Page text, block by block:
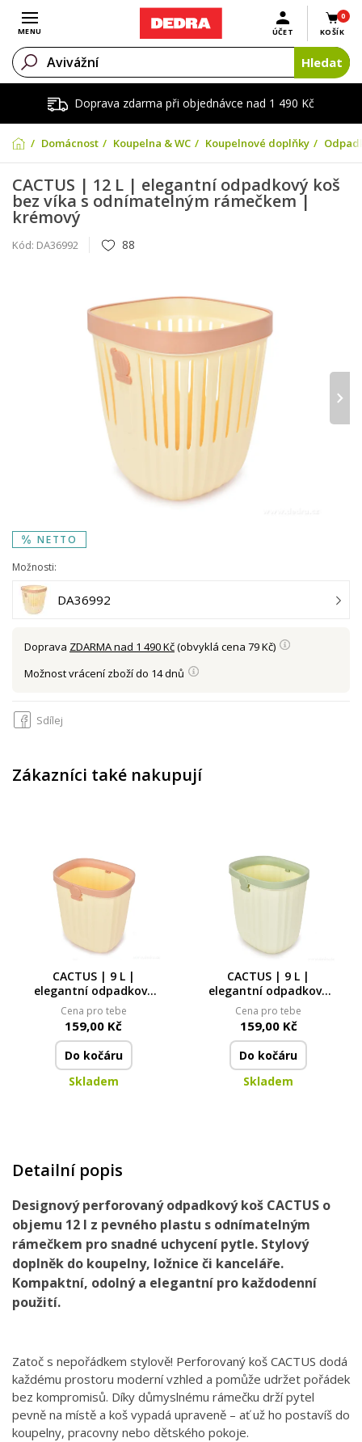
Doprava zdarma při objednávce nad 1 490 Kč
Otevřít menu
MENU
0
KOŠÍK
ÚČET
Hledat
Domácnost Koupelna & WC Koupelnové doplňky
CACTUS | 12 L | elegantní odpadkový koš
bez víka s odnímatelným rámečkem |
krémový
Kód: DA36992 88
›
NETTO
Možnosti:
DA36992
Doprava ZDARMA nad 1 490 Kč(obvyklá cena 79 Kč)
Možnost vrácení zboží do 14 dnů
Sdílej
Zákazníci také nakupují
CACTUS | 9 L |
elegantní odpadkový
koš bez víka s
odnímatelným
rámečkem
Cena pro tebe
159,00 Kč
Do kočáru
Skladem
CACTUS | 9 L |
elegantní odpadkový
koš bez víka s
odnímatelným
rámečkem
Cena pro tebe
159,00 Kč
Do kočáru
Skladem
Detailní popis
Designový perforovaný odpadkový koš CACTUS o
objemu 12 l z pevného plastu s odnímatelným
rámečkem pro snadné uchycení pytle. Stylový
doplněk do koupelny, ložnice či kanceláře.
Kompaktní, odolný a elegantní pro každodenní
použití.
Zatoč s nepořádkem stylově! Perforovaný koš CACTUS dodá
každému prostoru moderní vzhled a pomůže udržet pořádek
bez kompromisů. Díky důmyslnému rámečku drží pytel
pevně na místě a koš vypadá upraveně – ať už ho postavíš do
koupelny, pracovny nebo dětského pokoje.